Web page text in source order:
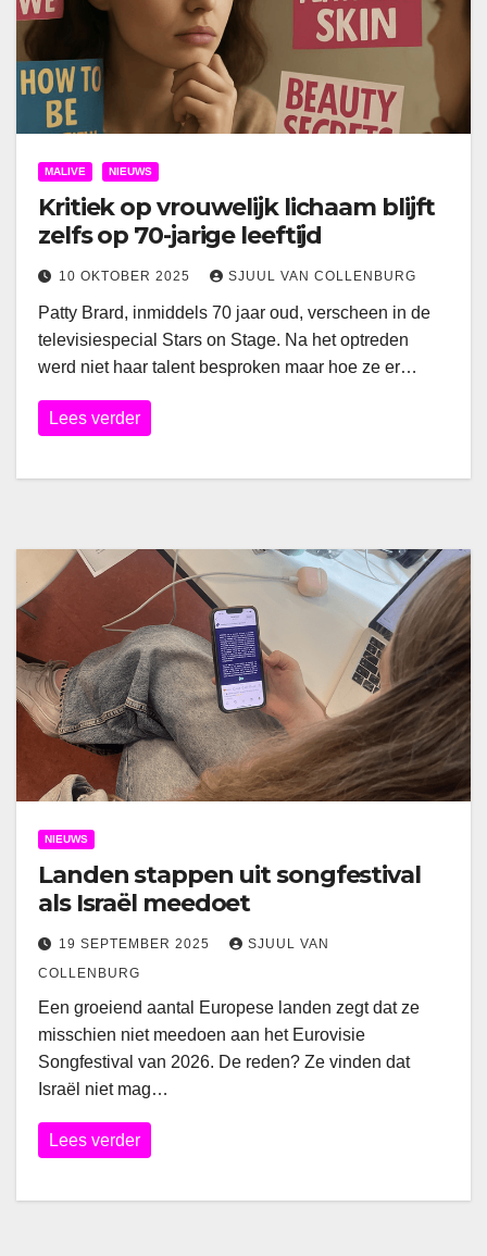
MALIVE NIEUWS
Kritiek op vrouwelijk lichaam blijft
zelfs op 70-jarige leeftijd
10 OKTOBER 2025 SJUUL VAN COLLENBURG
Patty Brard, inmiddels 70 jaar oud, verscheen in de
televisiespecial Stars on Stage. Na het optreden
werd niet haar talent besproken maar hoe ze er…
Lees verder
NIEUWS
Landen stappen uit songfestival
als Israël meedoet
19 SEPTEMBER 2025
SJUUL VAN
COLLENBURG
Een groeiend aantal Europese landen zegt dat ze
misschien niet meedoen aan het Eurovisie
Songfestival van 2026. De reden? Ze vinden dat
Israël niet mag…
Lees verder